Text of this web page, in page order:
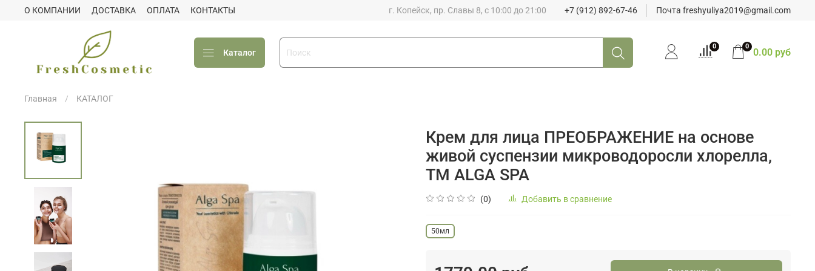
О КОМПАНИИ ДОСТАВКА ОПЛАТА КОНТАКТЫ г. Копейск, пр. Славы 8, с 10:00 до 21:00 +7 (912) 892-67-46 Почта freshyuliya2019@gmail.com
Каталог
0 0 0.00 руб
Главная КАТАЛОГ
Крем для лица ПРЕОБРАЖЕНИЕ на основе
живой суспензии микроводоросли хлорелла,
ТМ ALGA SPA
(0) Добавить в сравнение
50мл